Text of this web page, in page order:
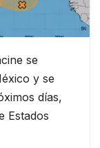
se
y se
días,
Estados